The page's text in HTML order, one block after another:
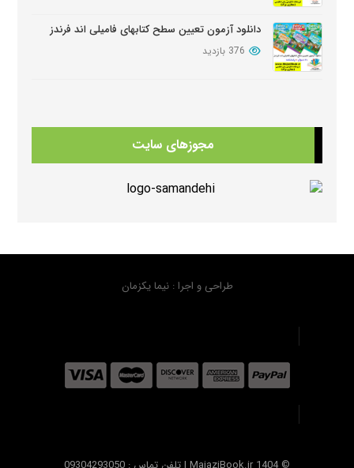
دانلود آزمون تعیین سطح کتابهای فامیلی اند فرندز
376 بازدید
دانلود منابع کتابهای American Think ویرایش دوم
مجوزهای سایت
طراحی و اجرا : نیما یکزمان